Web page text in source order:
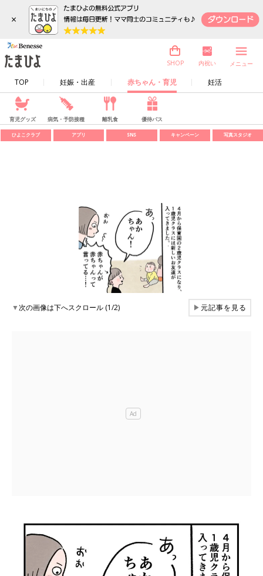
×
TOP 妊娠・出産 赤ちゃん・育児 妊活
SHOP 内祝い メニュー
育児グッズ 病気・予防接種 離乳食 優待パス
ひよこクラブ アプリ SNS キャンペーン 写真スタジオ
▼次の画像は下へスクロール (1/2) ▶元記事を見る